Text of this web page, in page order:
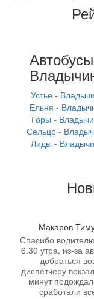
Устье -
Ельня -
Горы -
Сельцо -
Лиды -
Макаров
Спасибо
6.30 утра, из-за
добраться
диспетчеру
минут
сработали